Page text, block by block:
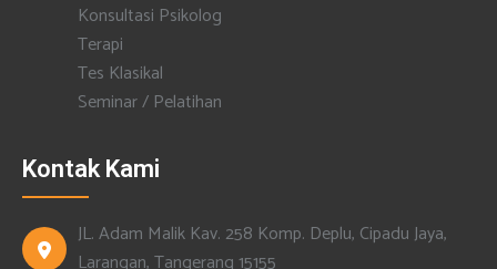
Konsultasi Psikolog
Terapi
Tes Klasikal
Seminar / Pelatihan
Kontak Kami
JL. Adam Malik Kav. 258 Komp. Deplu, Cipadu Jaya,
Larangan, Tangerang 15155